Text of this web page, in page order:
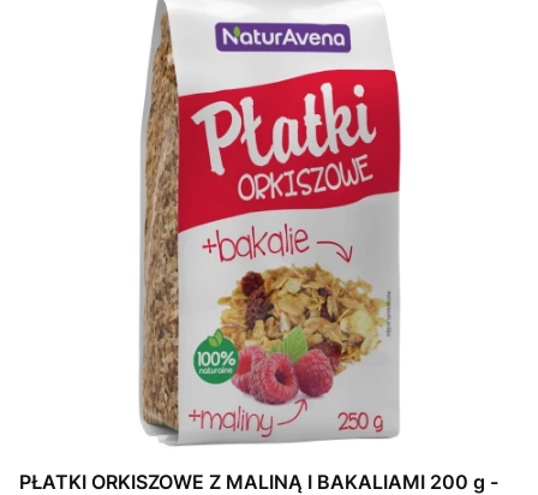
PŁATKI ORKISZOWE Z MALINĄ I BAKALIAMI 200 g -